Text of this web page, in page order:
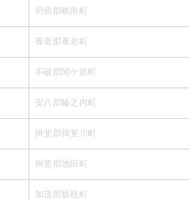
羽島郡岐南町
養老郡養老町
不破郡関ケ原町
安八郡輪之内町
揖斐郡揖斐川町
揖斐郡池田町
加茂郡坂祝町